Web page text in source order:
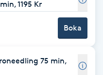
1195 Kr
Boka
75 min,